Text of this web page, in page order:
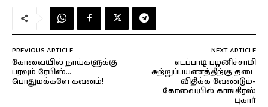
PREVIOUS ARTICLE
கோவையில் நாய்களுக்கு
பரவும் ரேபிஸ்…
பொதுமக்களே கவனம்!
NEXT ARTICLE
எடப்பாடி பழனிச்சாமி
சுற்றுப்பயணத்திற்கு தடை
விதிக்க வேண்டும்-
கோவையில் காங்கிரஸ்
புகார்